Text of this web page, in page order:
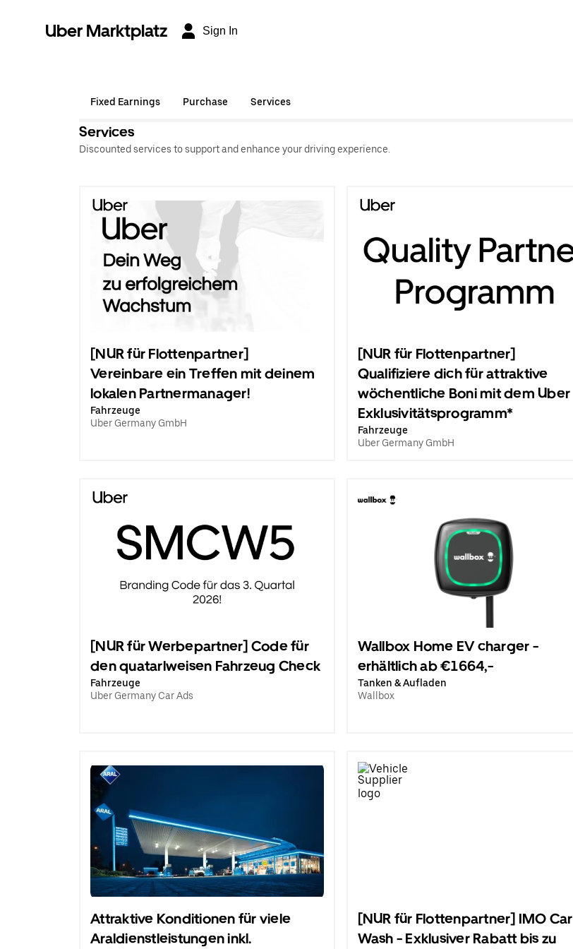
Uber Marktplatz Sign In
Fixed Earnings Purchase Services
Services
Discounted services to support and enhance your driving experience.
[NUR für Flottenpartner]
Vereinbare ein Treffen mit deinem
lokalen Partnermanager!
Fahrzeuge
Uber Germany GmbH
[NUR für Flottenpartner]
Qualifiziere dich für attraktive
wöchentliche Boni mit dem Uber
Exklusivitätsprogramm*
Fahrzeuge
Uber Germany GmbH
[NUR für Werbepartner] Code für
den quatarlweisen Fahrzeug Check
Fahrzeuge
Uber Germany Car Ads
Wallbox Home EV charger -
erhältlich ab €1664,-
Tanken & Aufladen
Wallbox
Attraktive Konditionen für viele
Araldienstleistungen inkl.
[NUR für Flottenpartner] IMO Car
Wash - Exklusiver Rabatt bis zu